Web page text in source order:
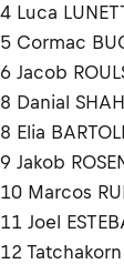
4 Luca
5 Cormac
6 Jacob
8 Danial
8 Elia
9 Jakob
10 Marcos
11 Joel
12